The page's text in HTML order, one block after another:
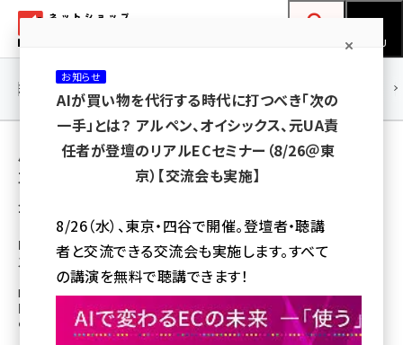
ン
ネットショップ担当者フォーラム
MENU
yahoo (1910)
楽天 (1878)
アスクル (1126)
連載・特集 |
用語「Yahoo!オークション」 が使われている記
事の一覧
全 15 記事中 1 ～ 15 を表示中
LINEヤフー、「Yahoo!オークション」の落札シ
ステム利用料を一律10%に改定
LINEヤフーは「Yahoo!オークション」の落札システム利用料について、一部を
除き一律落札価格の10％（税込）に改定する。これまで「LYPプレミアム」会員
の利用料は8.8％だった。
お知らせ
AIが買い物を代行する時代に打つべき「次の
一手」とは？ アルペン、オイシックス、元UA責
任者が登壇のリアルECセミナー（8/26＠東
京）【交流会も実施】
8/26（水）、東京・四谷で開催。登壇者・聴講
者と交流できる交流会も実施します。すべて
の講演を無料で聴講できます！